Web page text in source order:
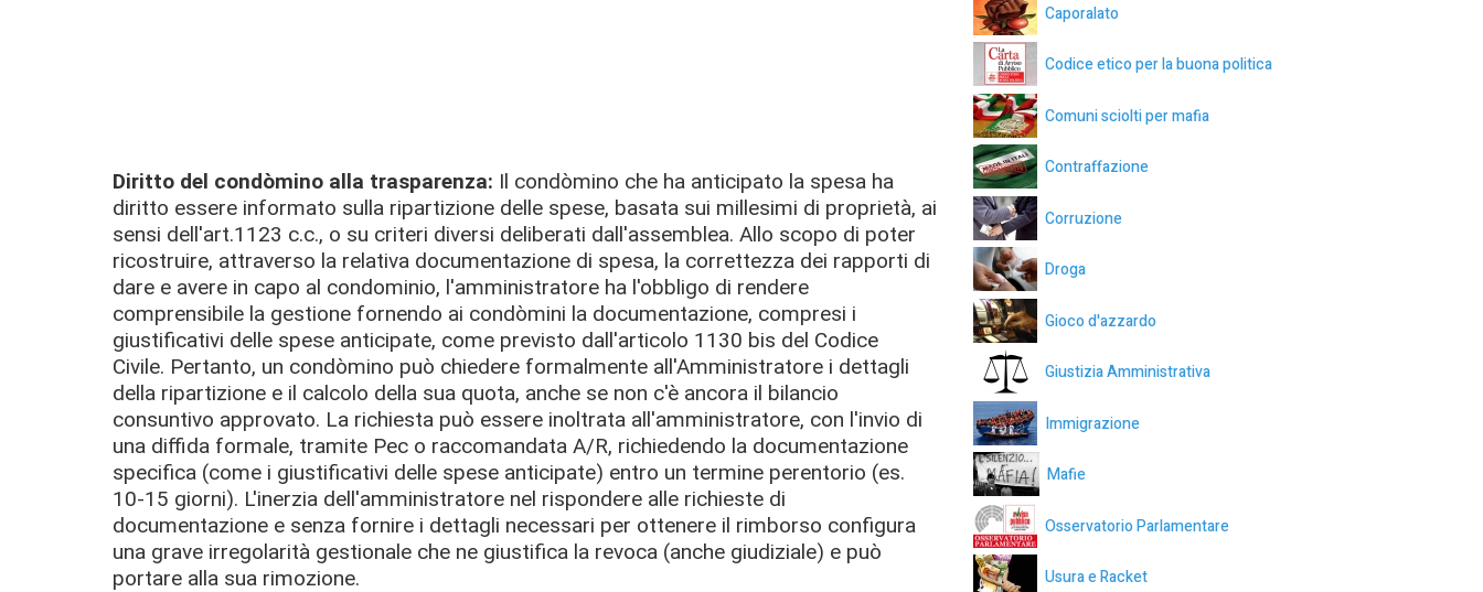
Diritto del condòmino alla trasparenza: Il condòmino che ha anticipato la spesa ha
diritto essere informato sulla ripartizione delle spese, basata sui millesimi di proprietà, ai
sensi dell'art.1123 c.c., o su criteri diversi deliberati dall'assemblea. Allo scopo di poter
ricostruire, attraverso la relativa documentazione di spesa, la correttezza dei rapporti di
dare e avere in capo al condominio, l'amministratore ha l'obbligo di rendere
comprensibile la gestione fornendo ai condòmini la documentazione, compresi i
giustificativi delle spese anticipate, come previsto dall'articolo 1130 bis del Codice
Civile. Pertanto, un condòmino può chiedere formalmente all'Amministratore i dettagli
della ripartizione e il calcolo della sua quota, anche se non c'è ancora il bilancio
consuntivo approvato. La richiesta può essere inoltrata all'amministratore, con l'invio di
una diffida formale, tramite Pec o raccomandata A/R, richiedendo la documentazione
specifica (come i giustificativi delle spese anticipate) entro un termine perentorio (es.
10-15 giorni). L'inerzia dell'amministratore nel rispondere alle richieste di
documentazione e senza fornire i dettagli necessari per ottenere il rimborso configura
una grave irregolarità gestionale che ne giustifica la revoca (anche giudiziale) e può
portare alla sua rimozione.
Caporalato
Codice etico per la buona politica
Comuni sciolti per mafia
Contraffazione
Corruzione
Droga
Gioco d'azzardo
Giustizia Amministrativa
Immigrazione
Mafie
Osservatorio Parlamentare
Usura e Racket